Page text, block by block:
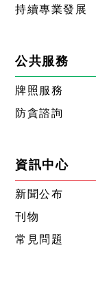
持續專業發展
公共服務
牌照服務
防貪諮詢
資訊中心
新聞公布
刊物
常見問題